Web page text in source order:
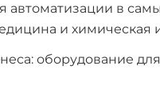
в
и химическая
оборудование